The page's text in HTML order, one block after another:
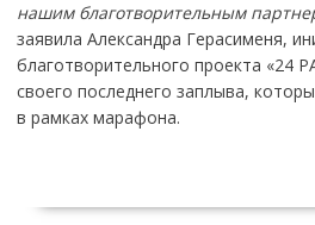
нашим благотворительным
заявила Александра Герасименя,
благотворительного проекта «24
своего последнего заплыва,
в рамках марафона.